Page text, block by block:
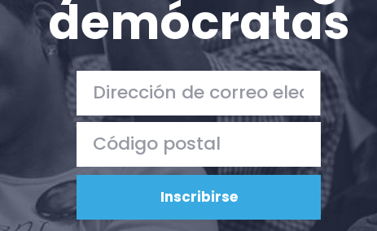
demócratas